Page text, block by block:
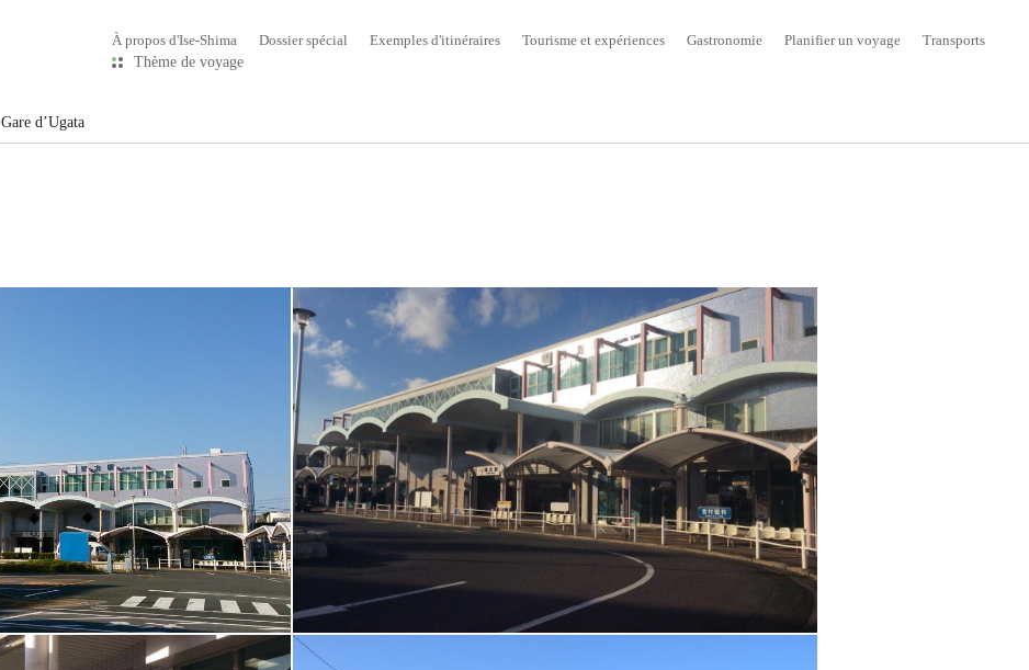
À propos d'Ise-Shima Dossier spécial Exemples d'itinéraires Tourisme et expériences Gastronomie Planifier un voyage Transports
Thème de voyage
Gare d’Ugata